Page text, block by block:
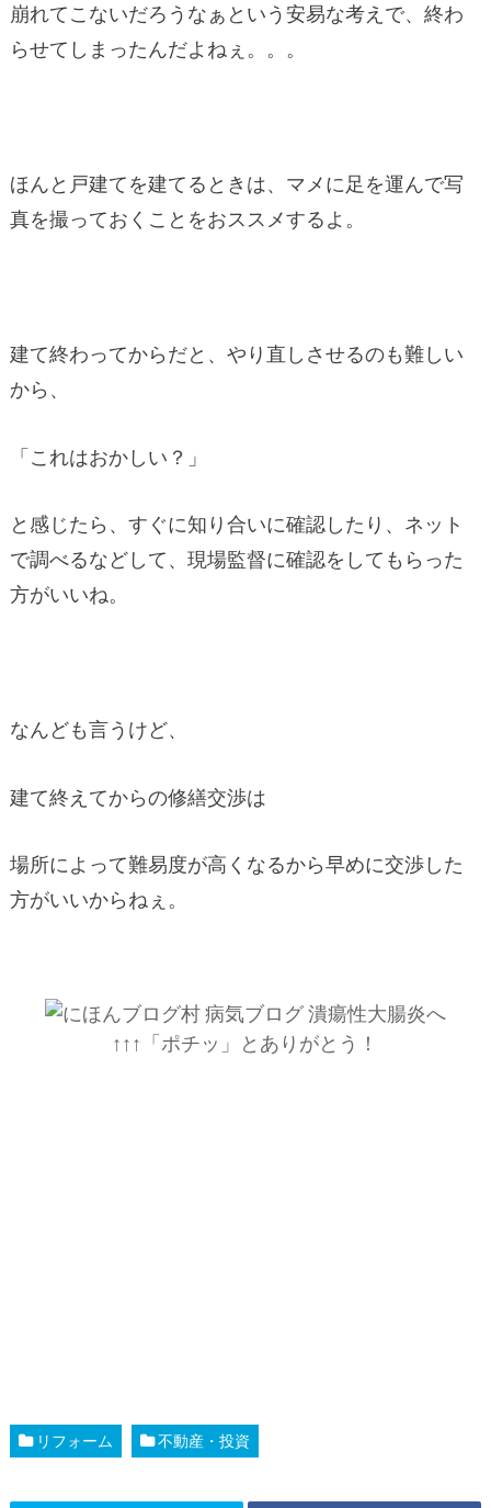
崩れてこないだろうなぁという安易な考えで、終わ
らせてしまったんだよねぇ。。。
ほんと戸建てを建てるときは、マメに足を運んで写
真を撮っておくことをおススメするよ。
建て終わってからだと、やり直しさせるのも難しい
から、
「これはおかしい？」
と感じたら、すぐに知り合いに確認したり、ネット
で調べるなどして、現場監督に確認をしてもらった
方がいいね。
なんども言うけど、
建て終えてからの修繕交渉は
場所によって難易度が高くなるから早めに交渉した
方がいいからねぇ。
↑↑↑「ポチッ」とありがとう！
リフォーム 不動産・投資